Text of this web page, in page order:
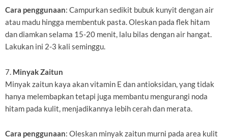
Cara penggunaan: Campurkan sedikit bubuk kunyit dengan air
atau madu hingga membentuk pasta. Oleskan pada flek hitam
dan diamkan selama 15-20 menit, lalu bilas dengan air hangat.
Lakukan ini 2-3 kali seminggu.
7. Minyak Zaitun
Minyak zaitun kaya akan vitamin E dan antioksidan, yang tidak
hanya melembapkan tetapi juga membantu mengurangi noda
hitam pada kulit, menjadikannya lebih cerah dan merata.
Cara penggunaan: Oleskan minyak zaitun murni pada area kulit